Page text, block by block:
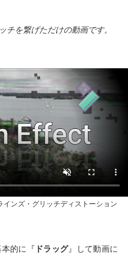
チを繋げただけの動画です。
インズ・グリッチディストーション
的に『 ドラッグ』して動画に